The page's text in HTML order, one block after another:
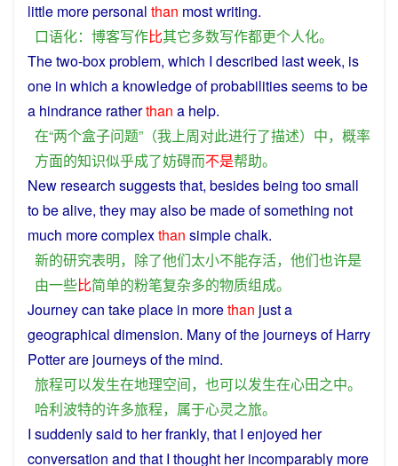
little morepersonal than mostwriting.
口语化： 博客写作比其它多数写作都更个人化。
Thetwo-boxproblem, which I described lastweek, is
one in which a knowledgeofprobabilitiesseemstobe
a hindrance ratherthan a help.
在“两个盒子问题”（我上周对此进行了描述） 中， 概率
方面的知识似乎成了妨碍而不是帮助。
New research suggeststhat, besidesbeing toosmall
tobealive, they mayalso be madeofsomething not
much morecomplexthan simplechalk.
新的研究表明， 除了他们太小不能存活， 他们也许是
由一些比简单的粉笔复杂多的物质组成。
Journeycan takeplace in morethan justa
geographical dimension. Manyofthe journeysofHarry
Potter are journeys of the mind.
旅程可以发生在地理空间， 也可以发生在心田之中。
哈利波特的许多旅程， 属于心灵之旅。
I suddenlysaid to herfrankly, that I enjoyed her
conversation and that I thought her incomparably more